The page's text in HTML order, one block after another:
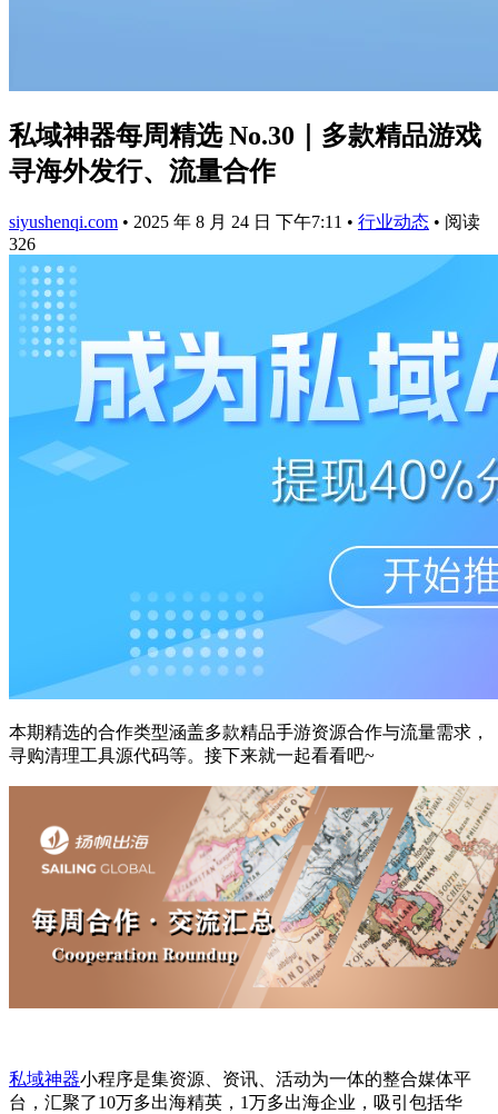
私域神器每周精选 No.30｜多款精品游戏
寻海外发行、流量合作
siyushenqi.com • 2025 年 8 月 24 日 下午7:11 • 行业动态 • 阅读
326
本期精选的合作类型涵盖多款精品手游资源合作与流量需求，
寻购清理工具源代码等。接下来就一起看看吧~
私域神器小程序是集资源、资讯、活动为一体的整合媒体平
台，汇聚了10万多出海精英，1万多出海企业，吸引包括华